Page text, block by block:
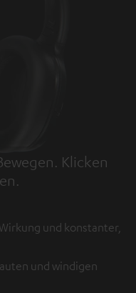
Klicken
und konstanter,
und windigen